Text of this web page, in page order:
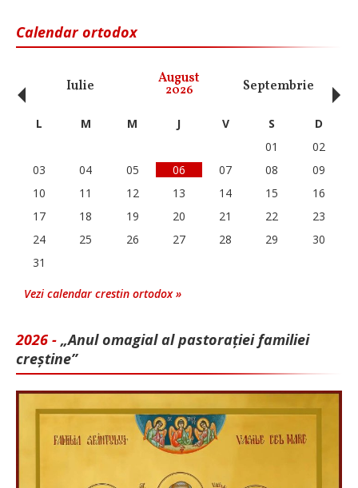
Calendar ortodox
Iulie August
2026 Septembrie
‹ L M M J V S
D
01
02
03
04 05 06 07 08
09
10
11 12 13 14 15
16
17
18 19 20 21 22
23
24
25 26 27 28 29
30
31
Vezi calendar crestin ortodox »
2026 - „Anul omagial al pastorației familiei
creștine”